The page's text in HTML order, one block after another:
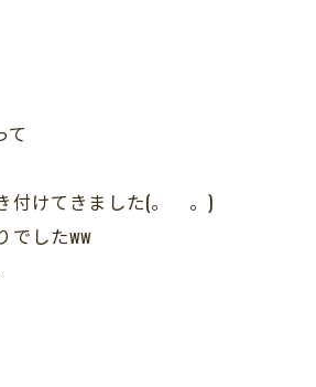
て
付けてきました(。 。)
でしたww